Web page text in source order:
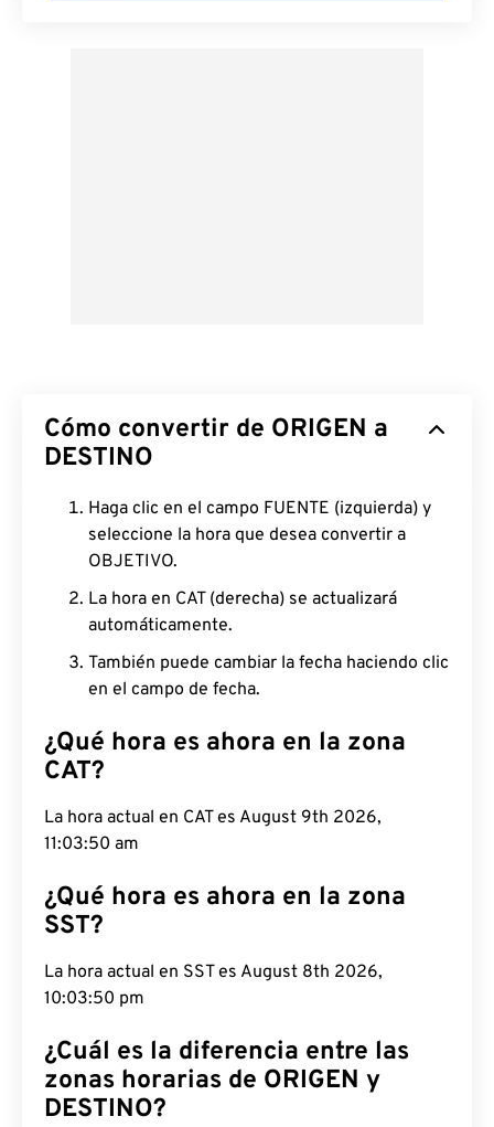
Cómo convertir de ORIGEN a
DESTINO
Haga clic en el campo FUENTE (izquierda) y
seleccione la hora que desea convertir a
OBJETIVO.
La hora en CAT (derecha) se actualizará
automáticamente.
También puede cambiar la fecha haciendo clic
en el campo de fecha.
¿Qué hora es ahora en la zona
CAT?
La hora actual en CAT es August 9th 2026, 11:03:51
am
¿Qué hora es ahora en la zona
SST?
La hora actual en SST es August 8th 2026,
10:03:51 pm
¿Cuál es la diferencia entre las
zonas horarias de ORIGEN y
DESTINO?